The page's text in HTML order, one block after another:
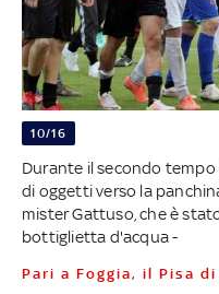
10/16
Durante il secondo tempo
di oggetti verso la
mister Gattuso, che è
bottiglietta d'acqua -
Pari a Foggia, il Pisa